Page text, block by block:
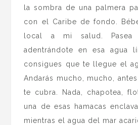
la sombra de una palmera
con el Caribe de fondo.
local a mi salud.
adentrándote en esa agua
consigues que te llegue el
Andarás mucho, mucho,
te cubra. Nada, chapotea,
una de esas hamacas
mientras el agua del mar